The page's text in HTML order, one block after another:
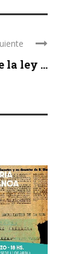
la ley ...